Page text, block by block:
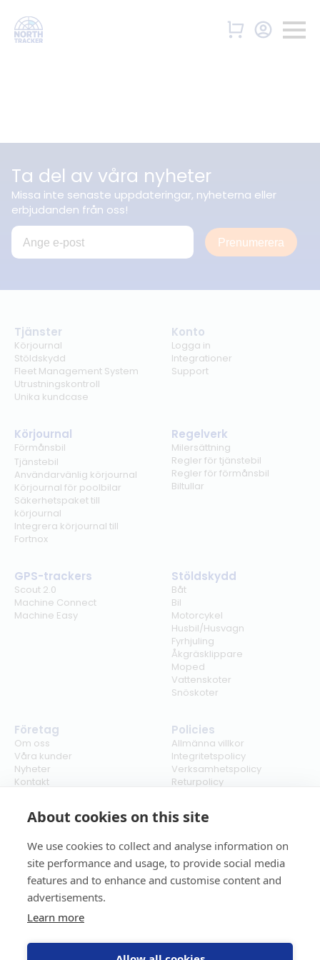
About cookies on this site
We use cookies to collect and analyse information on
site performance and usage, to provide social media
features and to enhance and customise content and
advertisements.
Learn more
Ta del av våra nyheter
Missa inte senaste uppdateringar, nyheterna eller
erbjudanden från oss!
Prenumerera
Tjänster
Körjournal
Stöldskydd
Fleet Management System
Utrustningskontroll
Unika kundcase
Konto
Logga in
Integrationer
Support
Körjournal
Förmånsbil
Tjänstebil
Användarvänlig körjournal
Körjournal för poolbilar
Säkerhetspaket till
körjournal
Integrera körjournal till
Fortnox
Regelverk
Milersättning
Regler för tjänstebil
Regler för förmånsbil
Biltullar
GPS-trackers
Scout 2.0
Machine Connect
Machine Easy
Stöldskydd
Båt
Bil
Motorcykel
Husbil/Husvagn
Fyrhjuling
Åkgräsklippare
Moped
Vattenskoter
Snöskoter
Företag
Om oss
Våra kunder
Nyheter
Kontakt
Policies
Allmänna villkor
Integritetspolicy
Verksamhetspolicy
Returpolicy
Cookies